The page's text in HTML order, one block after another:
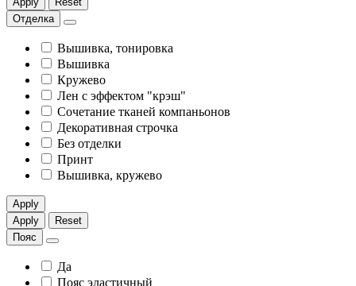
Отделка
Вышивка, тонировка
Вышивка
Кружево
Лен с эффектом "крэш"
Сочетание тканей компаньонов
Декоративная строчка
Без отделки
Принт
Вышивка, кружево
Apply
Apply
Reset
Пояс
Да
Пояс эластичный